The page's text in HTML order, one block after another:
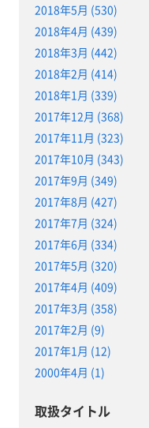
2018年5月 (530)
2018年4月 (439)
2018年3月 (442)
2018年2月 (414)
2018年1月 (339)
2017年12月 (368)
2017年11月 (323)
2017年10月 (343)
2017年9月 (349)
2017年8月 (427)
2017年7月 (324)
2017年6月 (334)
2017年5月 (320)
2017年4月 (409)
2017年3月 (358)
2017年2月 (9)
2017年1月 (12)
2000年4月 (1)
取扱タイトル